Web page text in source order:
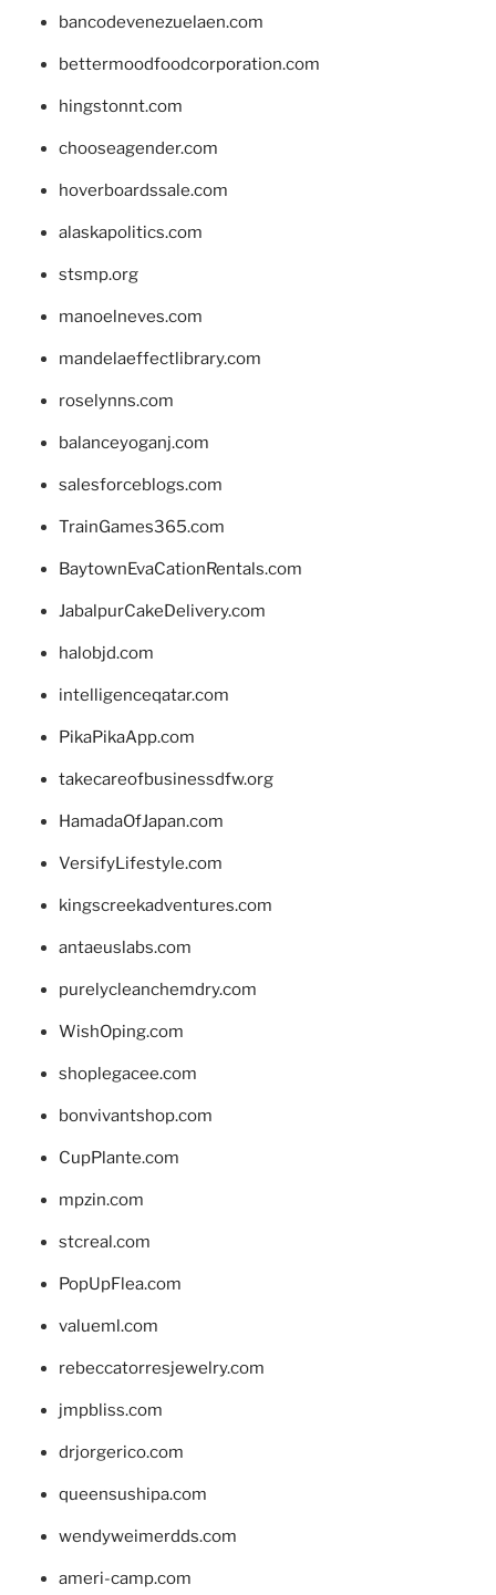
bancodevenezuelaen.com
bettermoodfoodcorporation.com
hingstonnt.com
chooseagender.com
hoverboardssale.com
alaskapolitics.com
stsmp.org
manoelneves.com
mandelaeffectlibrary.com
roselynns.com
balanceyoganj.com
salesforceblogs.com
TrainGames365.com
BaytownEvaCationRentals.com
JabalpurCakeDelivery.com
halobjd.com
intelligenceqatar.com
PikaPikaApp.com
takecareofbusinessdfw.org
HamadaOfJapan.com
VersifyLifestyle.com
kingscreekadventures.com
antaeuslabs.com
purelycleanchemdry.com
WishOping.com
shoplegacee.com
bonvivantshop.com
CupPlante.com
mpzin.com
stcreal.com
PopUpFlea.com
valueml.com
rebeccatorresjewelry.com
jmpbliss.com
drjorgerico.com
queensushipa.com
wendyweimerdds.com
ameri-camp.com